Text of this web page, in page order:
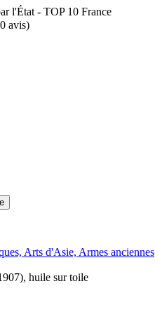
l'État - TOP 10 France
avis)
Arts d'Asie, Armes anciennes
huile sur toile